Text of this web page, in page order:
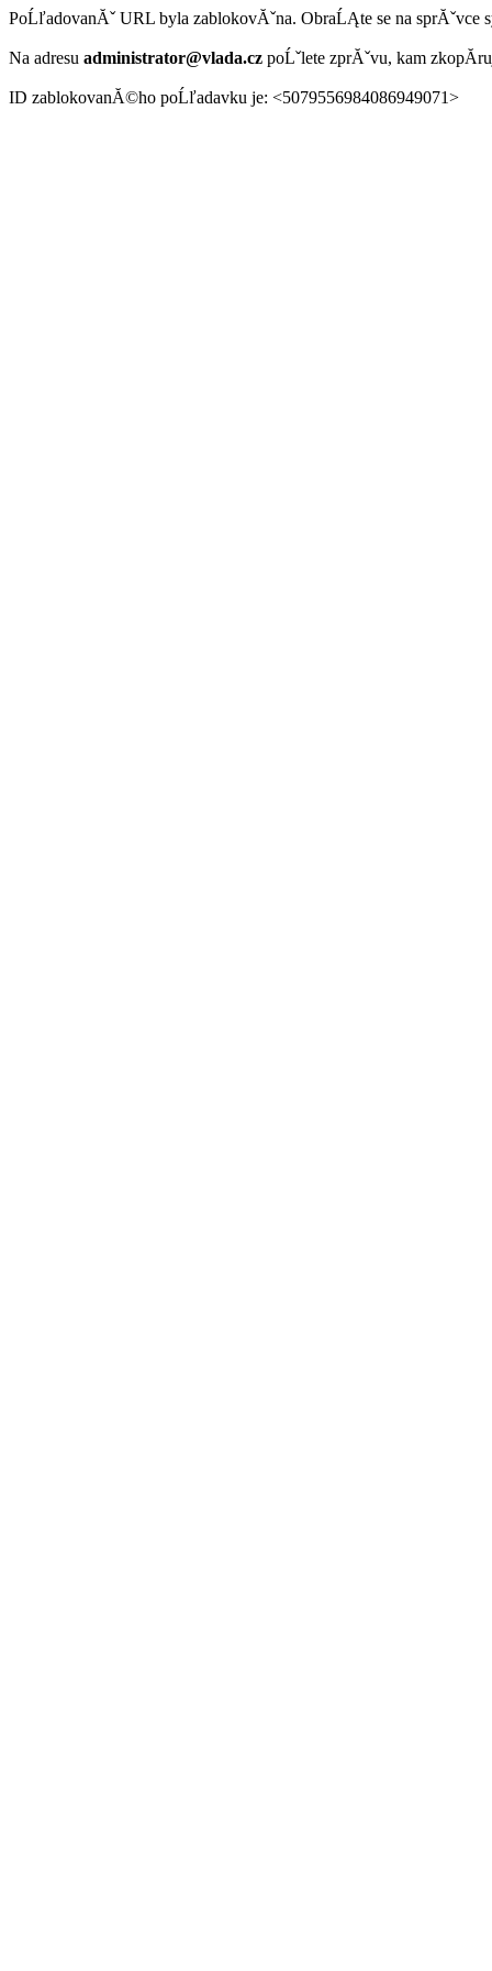
PoĹľadovanĂˇ URL byla zablokovĂˇna. ObraĹĄte se na sprĂˇvce
Na adresu administrator@vlada.cz poĹˇlete zprĂˇvu, kam
ID zablokovanĂ©ho poĹľadavku je: <5079556984086949071>